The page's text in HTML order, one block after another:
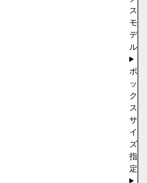
ス
モ
デ
ル
ボ
ッ
ク
ス
サ
イ
ズ
指
定